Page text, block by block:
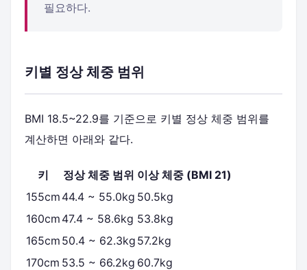
필요하다.
키별 정상 체중 범위
BMI 18.5~22.9를 기준으로 키별 정상 체중 범위를
계산하면 아래와 같다.
키 정상 체중 범위 이상 체중 (BMI 21)
155cm 44.4 ~ 55.0kg 50.5kg
160cm 47.4 ~ 58.6kg 53.8kg
165cm 50.4 ~ 62.3kg 57.2kg
170cm 53.5 ~ 66.2kg 60.7kg